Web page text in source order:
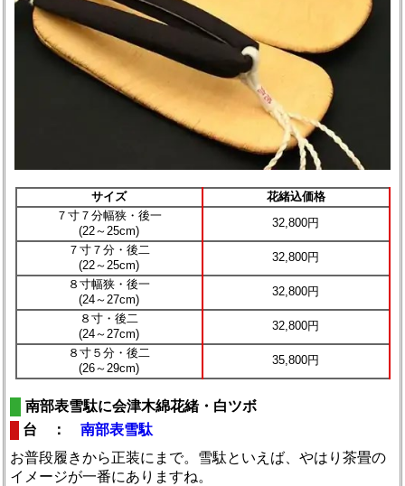
サイズ
花緒込価格
７寸７分幅狭・後一
(22～25cm)
32,800円
７寸７分・後二
(22～25cm)
32,800円
８寸幅狭・後一
(24～27cm)
32,800円
８寸・後二
(24～27cm)
32,800円
８寸５分・後二
(26～29cm)
35,800円
南部表雪駄に会津木綿花緒・白ツボ
台 ：南部表雪駄
お普段履きから正装にまで。雪駄といえば、やはり茶畳の
イメージが一番にありますね。